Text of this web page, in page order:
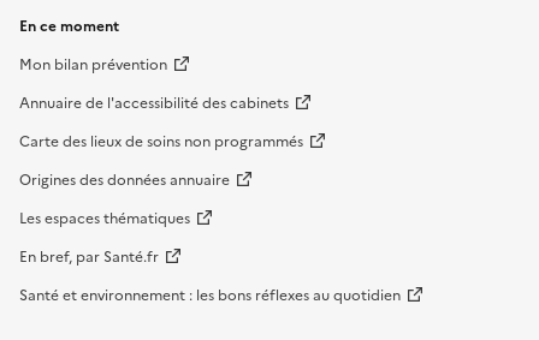
En ce moment
Mon bilan prévention
Annuaire de l'accessibilité des cabinets
Carte des lieux de soins non programmés
Origines des données annuaire
Les espaces thématiques
En bref, par Santé.fr
Santé et environnement : les bons réflexes au quotidien